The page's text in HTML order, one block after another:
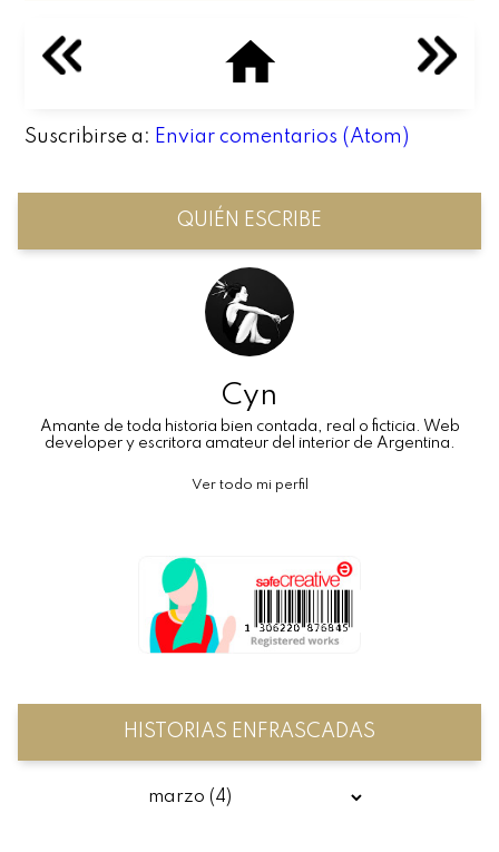
Suscribirse a: Enviar comentarios (Atom)
QUIÉN ESCRIBE
Cyn
Amante de toda historia bien contada, real o ficticia. Web
developer y escritora amateur del interior de Argentina.
Ver todo mi perfil
HISTORIAS ENFRASCADAS